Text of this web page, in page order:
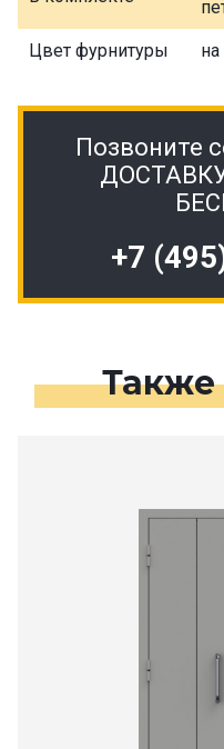
Цвет фурнитуры
Позвоните
+7
Также